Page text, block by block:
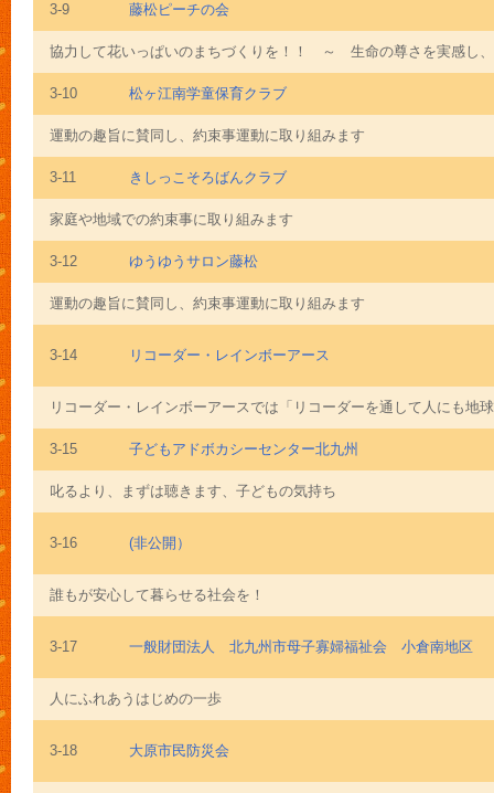
3-9 藤松ピーチの会
協力して花いっぱいのまちづくりを！！ ～ 生命の尊さを実感し
3-10 松ヶ江南学童保育クラブ
運動の趣旨に賛同し、約束事運動に取り組みます
3-11 きしっこそろばんクラブ
家庭や地域での約束事に取り組みます
3-12 ゆうゆうサロン藤松
運動の趣旨に賛同し、約束事運動に取り組みます
3-14 リコーダー・レインボーアース
リコーダー・レインボーアースでは「リコーダーを通して人にも地
3-15 子どもアドボカシーセンター北九州
叱るより、まずは聴きます、子どもの気持ち
3-16 (非公開）
誰もが安心して暮らせる社会を！
3-17 一般財団法人 北九州市母子寡婦福祉会 小倉南地区
人にふれあうはじめの一歩
3-18 大原市民防災会